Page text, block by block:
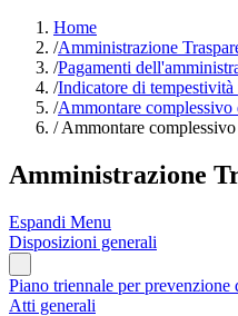
Home
/Amministrazione
/Pagamenti
/Indicatore di tempestività
/Ammontare complessivo
/Ammontare
Amministrazione
Espandi Menu
Disposizioni generali
Piano triennale per prevenzione
Atti generali